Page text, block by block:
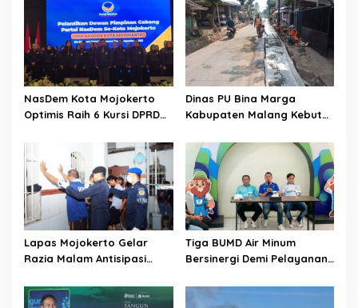
g
a
t
i
o
n
NasDem Kota Mojokerto
Optimis Raih 6 Kursi DPRD
Pengurus DPC
Dinas PU Bina Marga
Kabupaten Malang Kebut
Wijaya Kepanjen
Lapas Mojokerto Gelar
Razia Malam Antisipasi
Tiga BUMD Air Minum
Bersinergi Demi Pelayanan
Raya